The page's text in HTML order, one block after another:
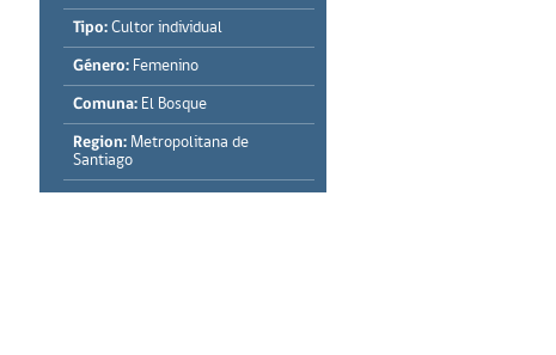
Tipo: Cultor individual
Género: Femenino
Comuna: El Bosque
Region: Metropolitana de
Santiago